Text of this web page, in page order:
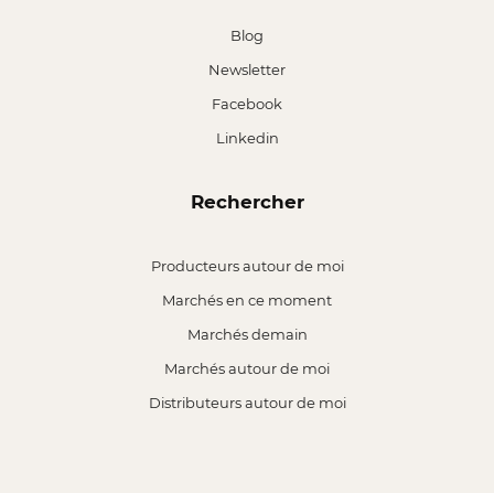
Blog
Newsletter
Facebook
Linkedin
Rechercher
Producteurs autour de moi
Marchés en ce moment
Marchés demain
Marchés autour de moi
Distributeurs autour de moi